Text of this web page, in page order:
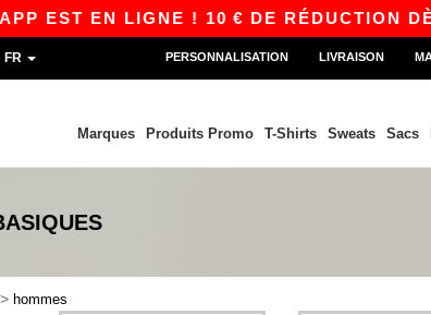
EN LIGNE ! 10 € DE RÉDUCTION DÈS 80 €
FR PERSONNALISATION LIVRAISON
Marques Produits Promo T-Shirts Sweats Sacs
> hommes